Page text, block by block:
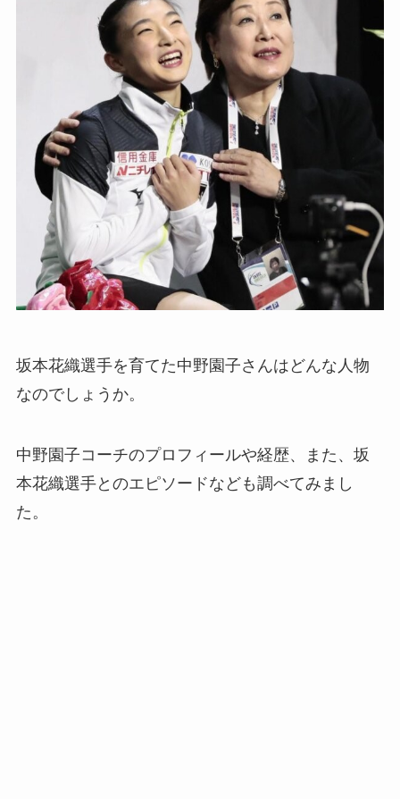
坂本花織選手を育てた中野園子さんはどんな人物
なのでしょうか。
中野園子コーチのプロフィールや経歴、また、坂
本花織選手とのエピソードなども調べてみまし
た。